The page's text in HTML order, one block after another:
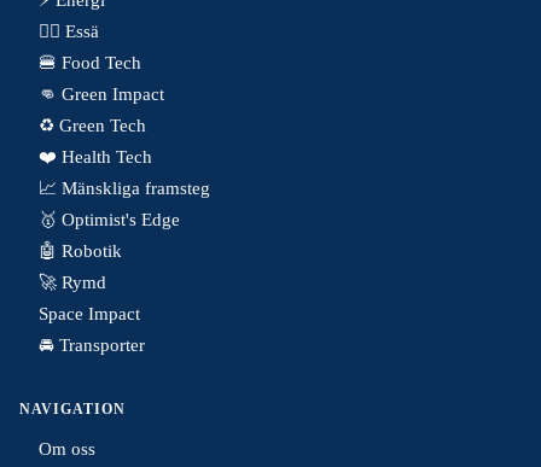
✍🏼 Essä
🍔 Food Tech
👊 Green Impact
♻️ Green Tech
❤️ Health Tech
📈 Mänskliga framsteg
🥇 Optimist's Edge
🤖 Robotik
🚀 Rymd
Space Impact
🚘 Transporter
NAVIGATION
Om oss